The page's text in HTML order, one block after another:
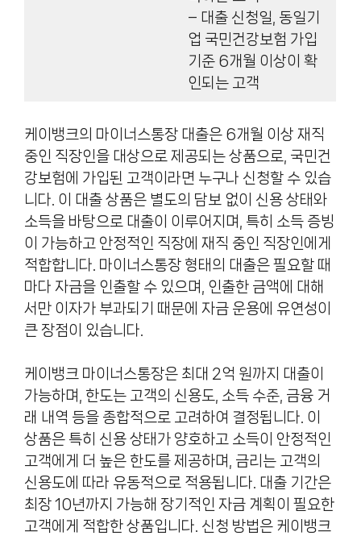
– 대출 신청일, 동일기
업 국민건강보험 가입
기준 6개월 이상이 확
인되는 고객
케이뱅크의 마이너스통장 대출은 6개월 이상 재직
중인 직장인을 대상으로 제공되는 상품으로, 국민건
강보험에 가입된 고객이라면 누구나 신청할 수 있습
니다. 이 대출 상품은 별도의 담보 없이 신용 상태와
소득을 바탕으로 대출이 이루어지며, 특히 소득 증빙
이 가능하고 안정적인 직장에 재직 중인 직장인에게
적합합니다. 마이너스통장 형태의 대출은 필요할 때
마다 자금을 인출할 수 있으며, 인출한 금액에 대해
서만 이자가 부과되기 때문에 자금 운용에 유연성이
큰 장점이 있습니다.
케이뱅크 마이너스통장은 최대 2억 원까지 대출이
가능하며, 한도는 고객의 신용도, 소득 수준, 금융 거
래 내역 등을 종합적으로 고려하여 결정됩니다. 이
상품은 특히 신용 상태가 양호하고 소득이 안정적인
고객에게 더 높은 한도를 제공하며, 금리는 고객의
신용도에 따라 유동적으로 적용됩니다. 대출 기간은
최장 10년까지 가능해 장기적인 자금 계획이 필요한
고객에게 적합한 상품입니다. 신청 방법은 케이뱅크